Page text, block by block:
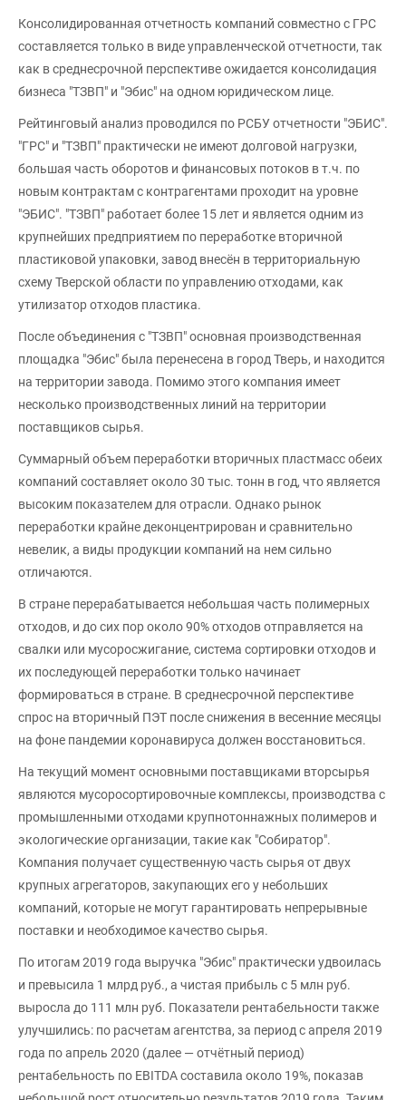
Консолидированная отчетность компаний совместно с ГРС
составляется только в виде управленческой отчетности, так
как в среднесрочной перспективе ожидается консолидация
бизнеса "ТЗВП" и "Эбис" на одном юридическом лице.
Рейтинговый анализ проводился по РСБУ отчетности "ЭБИС".
"ГРС" и "ТЗВП" практически не имеют долговой нагрузки,
большая часть оборотов и финансовых потоков в т.ч. по
новым контрактам с контрагентами проходит на уровне
"ЭБИС". "ТЗВП" работает более 15 лет и является одним из
крупнейших предприятием по переработке вторичной
пластиковой упаковки, завод внесён в территориальную
схему Тверской области по управлению отходами, как
утилизатор отходов пластика.
После объединения с "ТЗВП" основная производственная
площадка "Эбис" была перенесена в город Тверь, и находится
на территории завода. Помимо этого компания имеет
несколько производственных линий на территории
поставщиков сырья.
Суммарный объем переработки вторичных пластмасс обеих
компаний составляет около 30 тыс. тонн в год, что является
высоким показателем для отрасли. Однако рынок
переработки крайне деконцентрирован и сравнительно
невелик, а виды продукции компаний на нем сильно
отличаются.
В стране перерабатывается небольшая часть полимерных
отходов, и до сих пор около 90% отходов отправляется на
свалки или мусоросжигание, система сортировки отходов и
их последующей переработки только начинает
формироваться в стране. В среднесрочной перспективе
спрос на вторичный ПЭТ после снижения в весенние месяцы
на фоне пандемии коронавируса должен восстановиться.
На текущий момент основными поставщиками вторсырья
являются мусоросортировочные комплексы, производства с
промышленными отходами крупнотоннажных полимеров и
экологические организации, такие как "Собиратор".
Компания получает существенную часть сырья от двух
крупных агрегаторов, закупающих его у небольших
компаний, которые не могут гарантировать непрерывные
поставки и необходимое качество сырья.
По итогам 2019 года выручка "Эбис" практически удвоилась
и превысила 1 млрд руб., а чистая прибыль с 5 млн руб.
выросла до 111 млн руб. Показатели рентабельности также
улучшились: по расчетам агентства, за период с апреля 2019
года по апрель 2020 (далее — отчётный период)
рентабельность по EBITDA составила около 19%, показав